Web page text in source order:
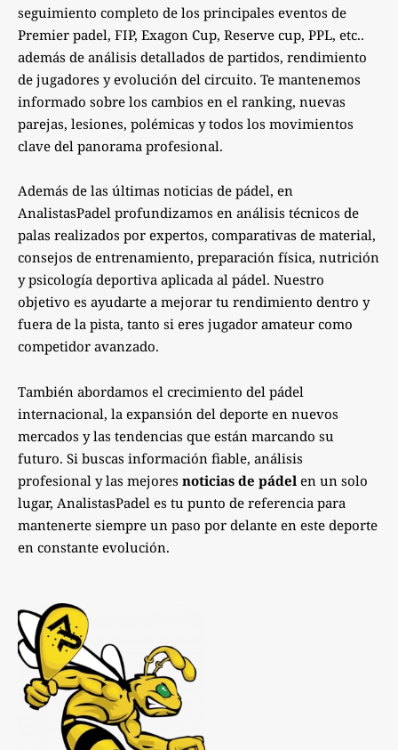
seguimiento completo de los principales eventos de
Premier padel, FIP, Exagon Cup, Reserve cup, PPL, etc..
además de análisis detallados de partidos, rendimiento
de jugadores y evolución del circuito. Te mantenemos
informado sobre los cambios en el ranking, nuevas
parejas, lesiones, polémicas y todos los movimientos
clave del panorama profesional.
Además de las últimas noticias de pádel, en
AnalistasPadel profundizamos en análisis técnicos de
palas realizados por expertos, comparativas de material,
consejos de entrenamiento, preparación física, nutrición
y psicología deportiva aplicada al pádel. Nuestro
objetivo es ayudarte a mejorar tu rendimiento dentro y
fuera de la pista, tanto si eres jugador amateur como
competidor avanzado.
También abordamos el crecimiento del pádel
internacional, la expansión del deporte en nuevos
mercados y las tendencias que están marcando su
futuro. Si buscas información fiable, análisis
profesional y las mejores noticias de pádel en un solo
lugar, AnalistasPadel es tu punto de referencia para
mantenerte siempre un paso por delante en este deporte
en constante evolución.